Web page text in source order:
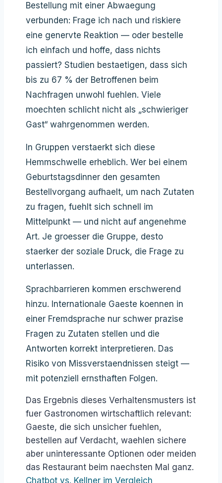
Bestellung mit einer Abwaegung
verbunden: Frage ich nach und riskiere
eine genervte Reaktion — oder bestelle
ich einfach und hoffe, dass nichts
passiert? Studien bestaetigen, dass sich
bis zu 67 % der Betroffenen beim
Nachfragen unwohl fuehlen. Viele
moechten schlicht nicht als „schwieriger
Gast“ wahrgenommen werden.
In Gruppen verstaerkt sich diese
Hemmschwelle erheblich. Wer bei einem
Geburtstagsdinner den gesamten
Bestellvorgang aufhaelt, um nach Zutaten
zu fragen, fuehlt sich schnell im
Mittelpunkt — und nicht auf angenehme
Art. Je groesser die Gruppe, desto
staerker der soziale Druck, die Frage zu
unterlassen.
Sprachbarrieren kommen erschwerend
hinzu. Internationale Gaeste koennen in
einer Fremdsprache nur schwer prazise
Fragen zu Zutaten stellen und die
Antworten korrekt interpretieren. Das
Risiko von Missverstaendnissen steigt —
mit potenziell ernsthaften Folgen.
Das Ergebnis dieses Verhaltensmusters ist
fuer Gastronomen wirtschaftlich relevant:
Gaeste, die sich unsicher fuehlen,
bestellen auf Verdacht, waehlen sichere
aber uninteressante Optionen oder meiden
das Restaurant beim naechsten Mal ganz.
Chatbot vs. Kellner im Vergleich